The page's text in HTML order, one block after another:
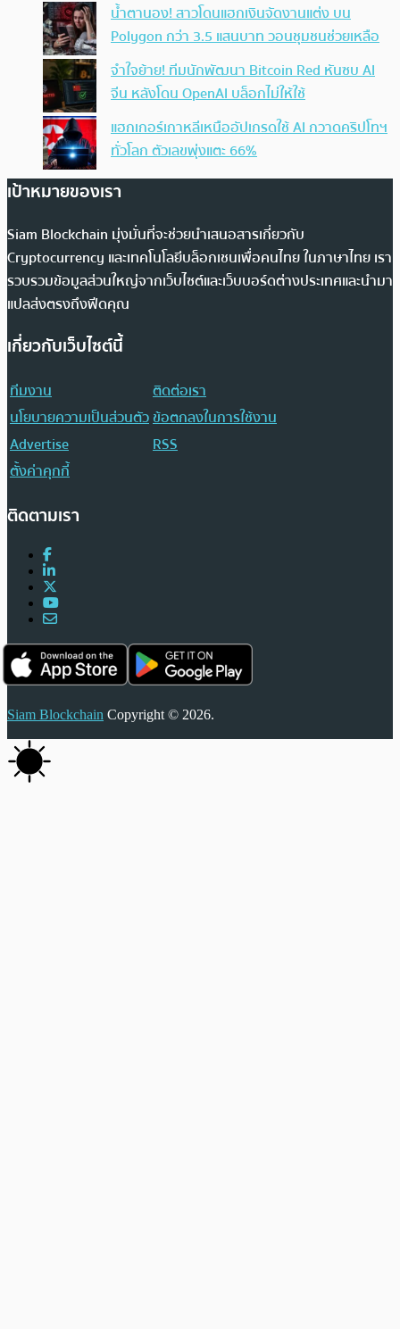
น้ำตานอง! สาวโดนแฮกเงินจัดงานแต่ง บน
Polygon กว่า 3.5 แสนบาท วอนชุมชนช่วยเหลือ
จำใจย้าย! ทีมนักพัฒนา Bitcoin Red หันซบ AI
จีน หลังโดน OpenAI บล็อกไม่ให้ใช้
แฮกเกอร์เกาหลีเหนืออัปเกรดใช้ AI กวาดคริปโทฯ
ทั่วโลก ตัวเลขพุ่งแตะ 66%
เป้าหมายของเรา
Siam Blockchain มุ่งมั่นที่จะช่วยนำเสนอสารเกี่ยวกับ
Cryptocurrency และเทคโนโลยีบล็อกเชนเพื่อคนไทย ในภาษาไทย เรา
รวบรวมข้อมูลส่วนใหญ่จากเว็บไซต์และเว็บบอร์ดต่างประเทศและนำมา
แปลส่งตรงถึงฟีดคุณ
เกี่ยวกับเว็บไซต์นี้
ทีมงาน
ติดต่อเรา
นโยบายความเป็นส่วนตัวข้อตกลงในการใช้งาน
Advertise
RSS
ตั้งค่าคุกกี้
ติดตามเรา
Siam Blockchain Copyright © 2026.